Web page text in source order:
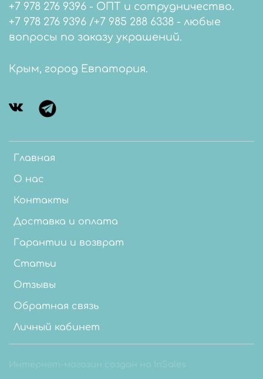
Главная
О нас
Контакты
Доставка и оплата
Гарантии и возврат
Статьи
Отзывы
Обратная связь
Личный кабинет
+7 978 276 9396 - ОПТ и сотрудничество.
+7 978 276 9396 /+7 985 288 6338 - любые
вопросы по заказу украшений.
Крым, город Евпатория.
Интернет-магазин создан на InSales